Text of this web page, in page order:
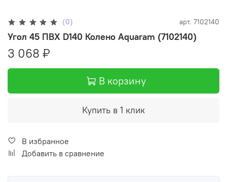
(0) арт. 7102140
Угол 45 ПВХ D140 Колено Aquaram (7102140)
3 068 ₽
В корзину
Купить в 1 клик
В избранное
Добавить в сравнение